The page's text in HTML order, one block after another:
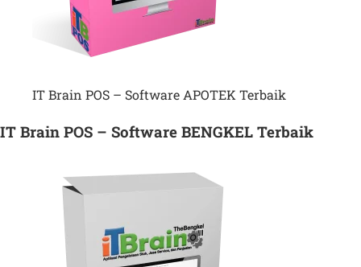
IT Brain POS – Software APOTEK Terbaik
IT Brain POS – Software BENGKEL Terbaik